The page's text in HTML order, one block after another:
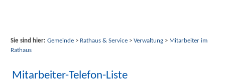
Sie sind hier: Gemeinde> Rathaus & Service> Verwaltung> Mitarbeiter im
Rathaus
Mitarbeiter-Telefon-Liste